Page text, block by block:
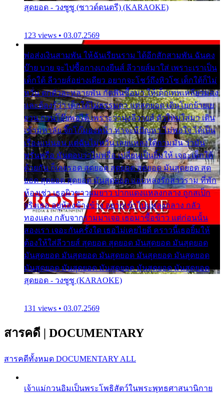
สุดยอด - วงซูซู (ซาวด์ดนตรี) (KARAOKE)
123 views • 03.07.2569
พ่อส่งเงินสามพัน ให้ฉันเรียนราม ได้อีกสักสามพัน ฉันคง
บ๊าย บาย จะไปซื้อกางเกงยีนส์ ลีวายส์มาใส่ เพราะเราเป็น
เด็กใต้ ลีวายส์อย่างเดียว อยากจะโชว์ถึงหิวโซ เด็กใต้ก็ไม่
หวั่น ตกตัวละหลายพัน กัดฟันซื้อมา ให้เด็กเทพเหลียวมอง
และต้องรู้ว่า เด็กใต้ไม่ธรรมดา แต่สุดยอด เดินโยกย้ายเย
ยวน กวนโอ๊ยพอได้ เพราะว่านุ่งลีวายส์ ตัวใหม่ใส่มา เดิน
เข้ามหาลัย จิ๊กโก๊มองหน้า ท่าจะมีปัญหา ไม่พอใจ ได้เป็น
เรื่องแน่นอน แต่ฉันไม่หวั่น เลยแหลงใต้ถามมัน ว่ามัน
พรั่นพรือ มันตอบว่าไม่พรื่อ เปลี่ยนเป็นยิ้มให้ เจอะเด็กใต้
ด้วยกัน ก็เลยรอด สุดยอด สุดยอด สุดยอด มันสุดยอด สุด
ยอด สุดยอด สุดยอด มันสุดยอด แอบหลงรักสาวราม ที่พัก
ห้องเช่า เธอผิวขาวผมยาว ปากแดงแหลงกลาง ถูกสเป็ก
จริงเธอ อยู่ห้องข้างข้าง อยากเข้าไปแหลงกลาง กลัว
ทองแดง กลับจากรามมาเจอ เธอมาซื้อข้าว แต่ก่อนนั้น
สองเรา เจอะกันครั้งใด เธอไม่เคยไยดี คราวนี้เธอยิ้มให้
ต้องให้ใส่ลีวายส์ สุดยอด สุดยอด มันสุดยอด มันสุดยอด
มันสุดยอด มันสุดยอด มันสุดยอด มันสุดยอด มันสุดยอด
มันสุดยอด มันสุดยอด มันสุดยอด มันสุดยอด มันสุดยอด
สุดยอด - วงซูซู (KARAOKE)
131 views • 03.07.2569
สารคดี | DOCUMENTARY
สารคดีทั้งหมด DOCUMENTARY ALL
เจ้าแม่กวนอิมเป็นพระโพธิสัตว์ในพระพุทธศาสนานิกาย